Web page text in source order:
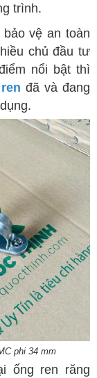
trình.
vệ an toàn
chủ đầu tư
nổi bật thì
đã và đang
phi 34 mm
ống ren răng